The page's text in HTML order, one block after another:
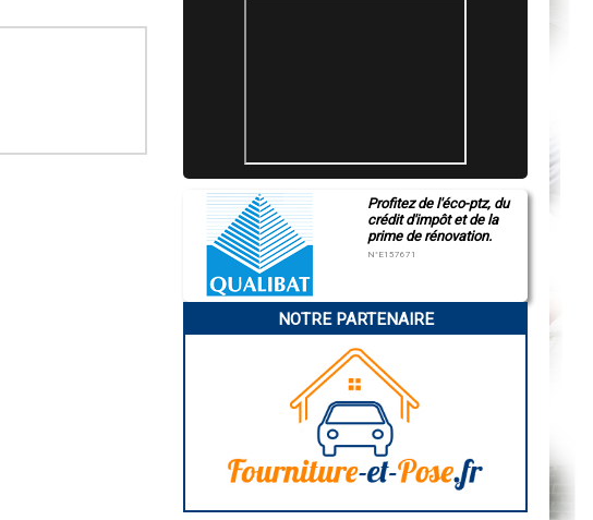
Profitez de l'éco-ptz, du
crédit d'impôt et de la
prime de rénovation.
N°E157671
NOTRE PARTENAIRE